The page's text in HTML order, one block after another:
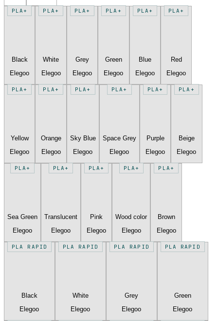
PLA+
Black
Elegoo
PLA+
White
Elegoo
PLA+
Grey
Elegoo
PLA+
Green
Elegoo
PLA+
Blue
Elegoo
PLA+
Red
Elegoo
PLA+
Yellow
Elegoo
PLA+
Orange
Elegoo
PLA+
Sky Blue
Elegoo
PLA+
Space Grey
Elegoo
PLA+
Purple
Elegoo
PLA+
Beige
Elegoo
PLA+
Sea Green
Elegoo
PLA+
Translucent
Elegoo
PLA+
Pink
Elegoo
PLA+
Wood color
Elegoo
PLA+
Brown
Elegoo
PLA RAPID
Black
Elegoo
PLA RAPID
White
Elegoo
PLA RAPID
Grey
Elegoo
PLA RAPID
Green
Elegoo